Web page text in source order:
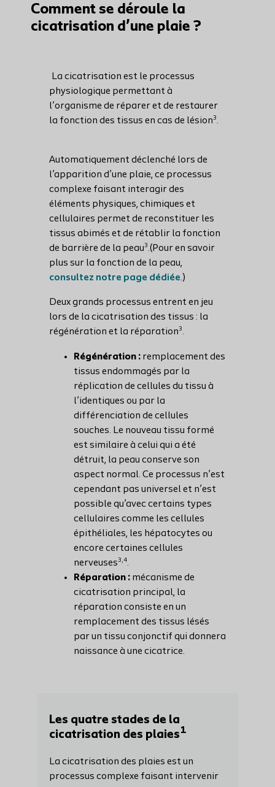
Comment se déroule la
cicatrisation d’une plaie ?
La cicatrisation est le processus
physiologique permettant à
l’organisme de réparer et de restaurer
la fonction des tissus en cas de lésion3.
Automatiquement déclenché lors de
l’apparition d’une plaie, ce processus
complexe faisant interagir des
éléments physiques, chimiques et
cellulaires permet de reconstituer les
tissus abimés et de rétablir la fonction
de barrière de la peau3.(Pour en savoir
plus sur la fonction de la peau,
consultez notre page dédiée.)
Deux grands processus entrent en jeu
lors de la cicatrisation des tissus : la
régénération et la réparation3.
Régénération : remplacement des
tissus endommagés par la
réplication de cellules du tissu à
l’identiques ou par la
différenciation de cellules
souches. Le nouveau tissu formé
est similaire à celui qui a été
détruit, la peau conserve son
aspect normal. Ce processus n’est
cependant pas universel et n’est
possible qu’avec certains types
cellulaires comme les cellules
épithéliales, les hépatocytes ou
encore certaines cellules
nerveuses3,4.
Réparation : mécanisme de
cicatrisation principal, la
réparation consiste en un
remplacement des tissus lésés
par un tissu conjonctif qui donnera
naissance à une cicatrice.
Les quatre stades de la
cicatrisation des plaies1
La cicatrisation des plaies est un
processus complexe faisant intervenir